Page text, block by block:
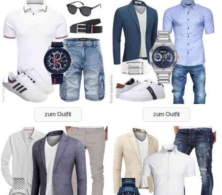
zum Outfit zum Outfit